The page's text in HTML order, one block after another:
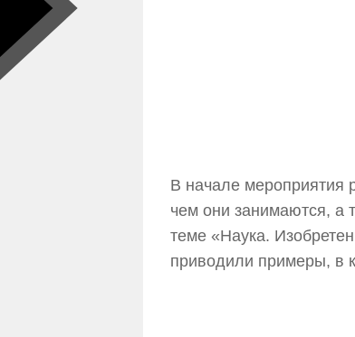
В начале мероприятия
чем они занимаются, а
теме «Наука.
приводили примеры, в